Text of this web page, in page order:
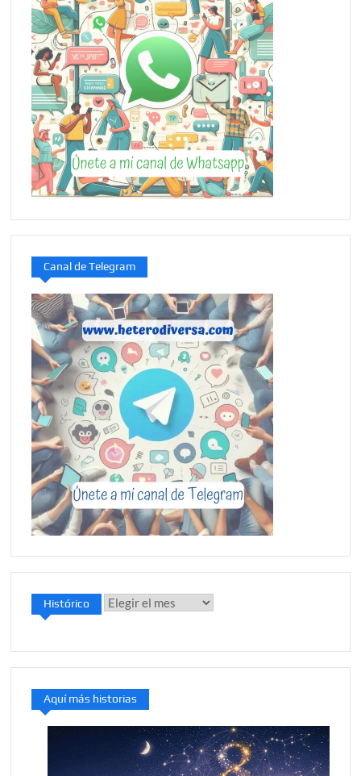
Canal de Telegram
Histórico Histórico
Aquí más historias